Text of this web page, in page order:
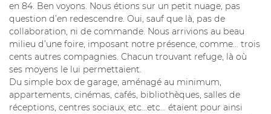
en 84. Ben voyons. Nous étions sur un petit nuage, pas
question d’en redescendre. Oui, sauf que là, pas de
collaboration, ni de commande. Nous arrivions au beau
milieu d’une foire, imposant notre présence, comme… trois
cents autres compagnies. Chacun trouvant refuge, là où
ses moyens le lui permettaient.
Du simple box de garage, aménagé au minimum,
appartements, cinémas, cafés, bibliothèques, salles de
réceptions, centres sociaux, etc…etc… étaient pour ainsi